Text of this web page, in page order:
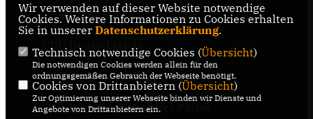
CDU NRW
RSS der Neuigkeiten der Fraktion
RSS der Neuigkeiten der Partei
Wir verwenden auf dieser Website notwendige
Cookies. Weitere Informationen zu Cookies erhalten
Sie in unserer Datenschutzerklärung.
Technisch notwendige Cookies (Übersicht)
Die notwendigen Cookies werden allein für den
ordnungsgemäßen Gebrauch der Webseite benötigt.
Cookies von Drittanbietern (Übersicht)
Zur Optimierung unserer Webseite binden wir Dienste und
Angebote von Drittanbietern ein.